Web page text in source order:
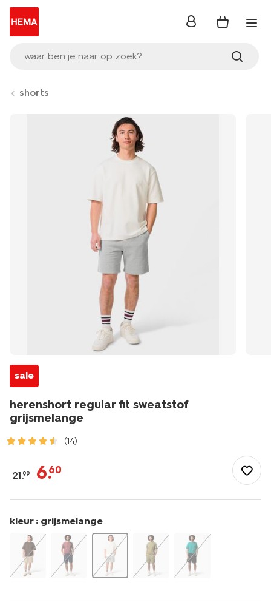
waar ben je naar op zoek?
inloggen
shorts
sale
herenshort regular fit sweatstof
grijsmelange
(14)
regular-
fit-
grijsmelange-
2109980GREYMELANGE.html
21.99 6.60
kleur : grijsmelange